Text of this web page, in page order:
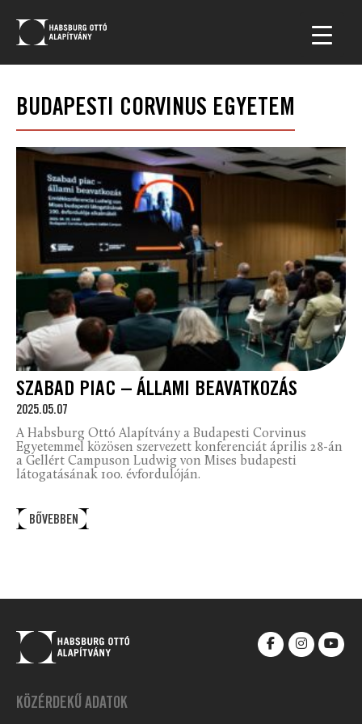
BUDAPESTI CORVINUS EGYETEM
SZABAD PIAC – ÁLLAMI BEAVATKOZÁS
2025.05.07
A Habsburg Ottó Alapítvány a Budapesti Corvinus
Egyetemmel közösen szervezett konferenciát április 28-án
a Gellért Campuson Ludwig von Mises budapesti
látogatásának 100. évfordulóján.
BŐVEBBEN
KÖZÉRDEKŰ ADATOK